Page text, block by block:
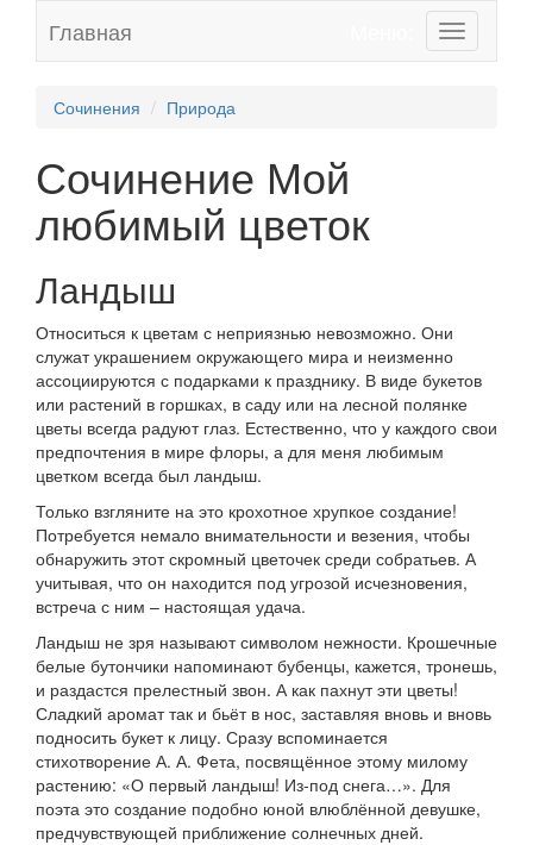
Toggle
navigation
Главная
Сочинения Природа
Сочинение Мой
любимый цветок
Ландыш
Относиться к цветам с неприязнью невозможно. Они
служат украшением окружающего мира и неизменно
ассоциируются с подарками к празднику. В виде букетов
или растений в горшках, в саду или на лесной полянке
цветы всегда радуют глаз. Естественно, что у каждого свои
предпочтения в мире флоры, а для меня любимым
цветком всегда был ландыш.
Только взгляните на это крохотное хрупкое создание!
Потребуется немало внимательности и везения, чтобы
обнаружить этот скромный цветочек среди собратьев. А
учитывая, что он находится под угрозой исчезновения,
встреча с ним – настоящая удача.
Ландыш не зря называют символом нежности. Крошечные
белые бутончики напоминают бубенцы, кажется, тронешь,
и раздастся прелестный звон. А как пахнут эти цветы!
Сладкий аромат так и бьёт в нос, заставляя вновь и вновь
подносить букет к лицу. Сразу вспоминается
стихотворение А. А. Фета, посвящённое этому милому
растению: «О первый ландыш! Из-под снега…». Для
поэта это создание подобно юной влюблённой девушке,
предчувствующей приближение солнечных дней.